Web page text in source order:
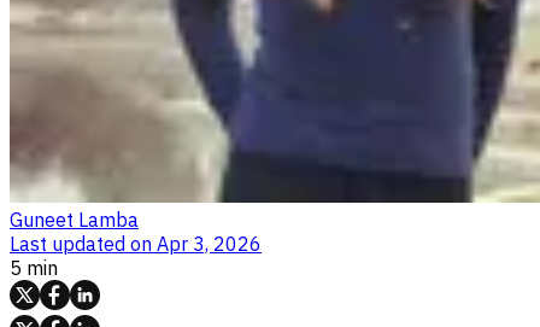
Guneet Lamba
Last updated on Apr 3, 2026
5 min